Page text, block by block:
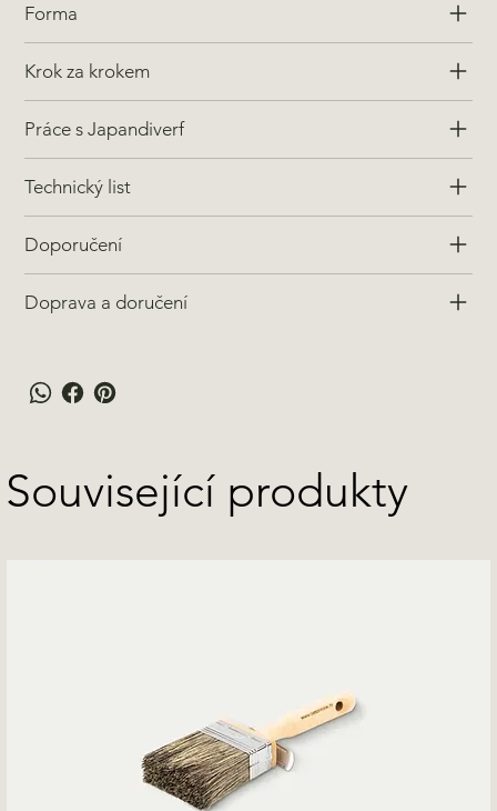
Forma
Krok za krokem
Práce s Japandiverf
Technický list
Doporučení
Doprava a doručení
Související produkty